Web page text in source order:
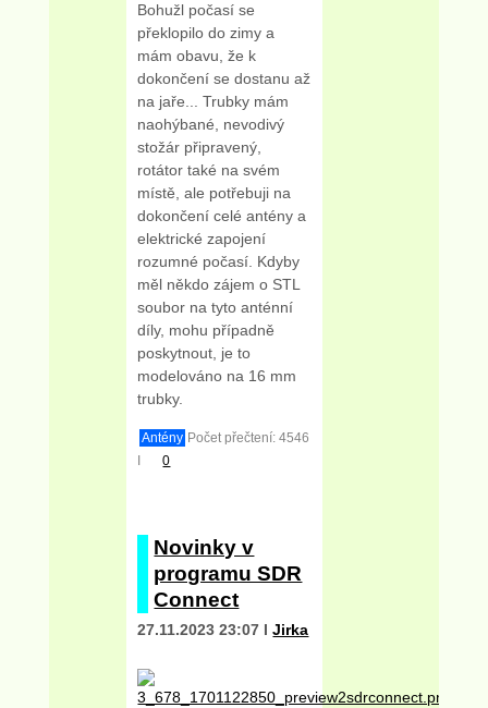
Bohužl počasí se
překlopilo do zimy a
mám obavu, že k
dokončení se dostanu až
na jaře... Trubky mám
naohýbané, nevodivý
stožár připravený,
rotátor také na svém
místě, ale potřebuji na
dokončení celé antény a
elektrické zapojení
rozumné počasí. Kdyby
měl někdo zájem o STL
soubor na tyto anténní
díly, mohu případně
poskytnout, je to
modelováno na 16 mm
trubky.
Antény Počet přečtení: 4546
0
Novinky v
programu SDR
Connect
27.11.2023 23:07 IJirka